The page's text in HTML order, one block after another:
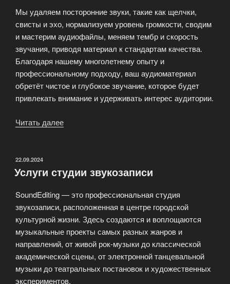
Мы удаляем посторонние звуки, такие как щелчки,
свисты и эхо, нормализуем уровень громкости, сводим
и мастерим аудиофайлы, меняем тембр и скорость
звучания, приводя материал к стандартам качества.
Благодаря нашему многолетнему опыту и
профессиональному подходу, ваш аудиоматериал
обретёт чистое и глубокое звучание, которое будет
привлекать внимание и удерживать интерес аудитории.
Читать далее
ОПУБЛИКОВАНО
22.09.2024
Услуги студии звукозаписи
SoundEditing — это профессиональная студия
звукозаписи, расположенная в центре городской
культурной жизни. Здесь создаются и воплощаются
музыкальные проекты самых разных жанров и
направлений, от живой рок-музыки до классической
академической сцены, от электронной танцевальной
музыки до театральных постановок и художественных
экспериментов.